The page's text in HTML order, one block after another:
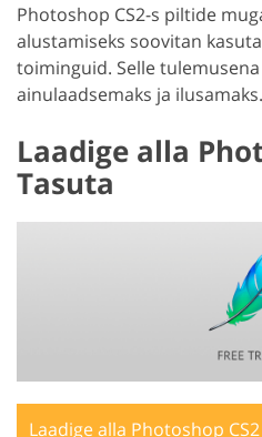
Photoshop CS2-s piltide
alustamiseks soovitan
toiminguid. Selle
ainulaadsemaks ja ilusamaks.
Laadige alla
Tasuta
Laadige alla Photoshop